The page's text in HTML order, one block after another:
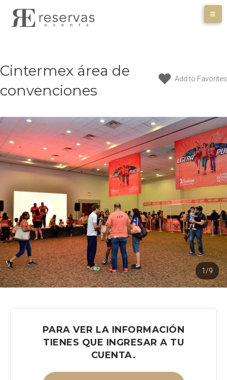
Cintermex área de
convenciones
Add to Favorites
1/9
PARA VER LA INFORMACIÓN
TIENES QUE INGRESAR A TU
CUENTA.